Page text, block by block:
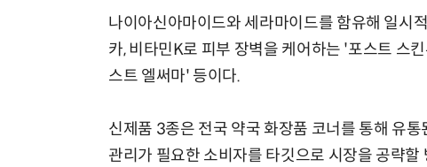
나이아신아마이드와 세라마이드를 함유해 일시
카, 비타민K로 피부 장벽을 케어하는 '포스트 스
스트 엘써마' 등이다.
신제품 3종은 전국 약국 화장품 코너를 통해 유
관리가 필요한 소비자를 타깃으로 시장을 공략할